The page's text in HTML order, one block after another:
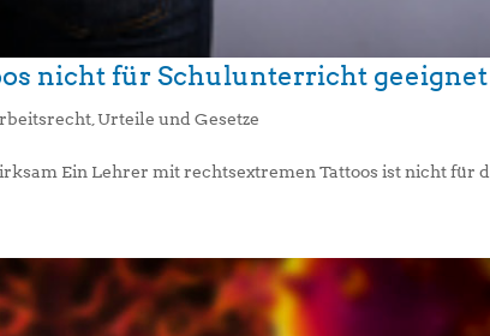
nicht für Schulunterricht geeignet
,Urteile und Gesetze
Ein Lehrer mit rechtsextremen Tattoos ist nicht für